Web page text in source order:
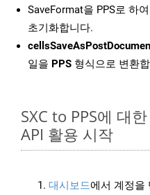
SaveFormat을 PPS로 하
초기화합니다.
일을 PPS 형식으로 변환
SXC to PPS에 대
API 활용 시작
대시보드에서 계정을